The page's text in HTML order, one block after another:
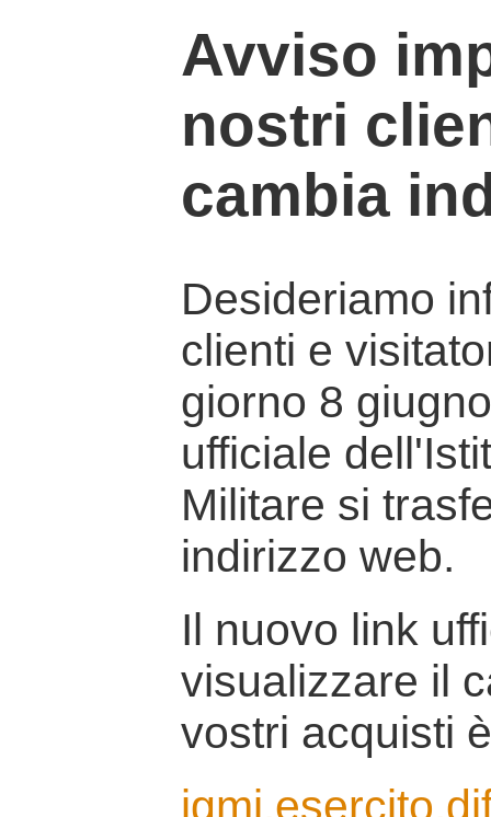
Avviso
nostri
cambia
Desideriamo
clienti e
giorno 8
ufficiale
Militare si
indirizzo web.
Il nuovo link
visualizzare il
vostri acquisti